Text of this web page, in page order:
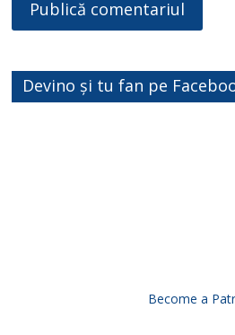
Devino și tu fan pe
Become a